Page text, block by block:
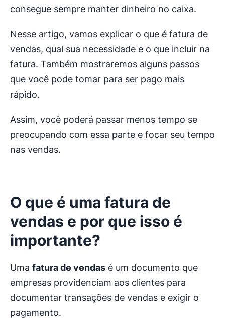
consegue sempre manter dinheiro no caixa.
Nesse artigo, vamos explicar o que é fatura de
vendas, qual sua necessidade e o que incluir na
fatura. Também mostraremos alguns passos
que você pode tomar para ser pago mais
rápido.
Assim, você poderá passar menos tempo se
preocupando com essa parte e focar seu tempo
nas vendas.
O que é uma fatura de
vendas e por que isso é
importante?
Uma fatura de vendas é um documento que
empresas providenciam aos clientes para
documentar transações de vendas e exigir o
pagamento.